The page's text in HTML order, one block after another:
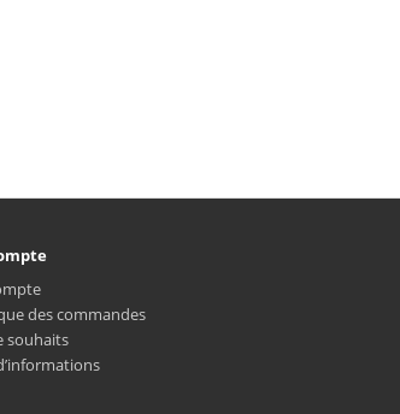
des commandes
souhaits